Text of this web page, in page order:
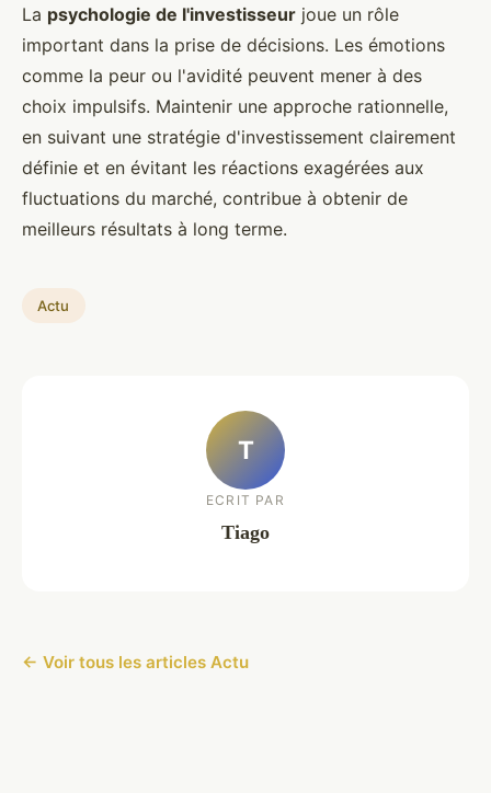
La psychologie de l'investisseur joue un rôle
important dans la prise de décisions. Les émotions
comme la peur ou l'avidité peuvent mener à des
choix impulsifs. Maintenir une approche rationnelle,
en suivant une stratégie d'investissement clairement
définie et en évitant les réactions exagérées aux
fluctuations du marché, contribue à obtenir de
meilleurs résultats à long terme.
Actu
T
ECRIT PAR
Tiago
← Voir tous les articles Actu